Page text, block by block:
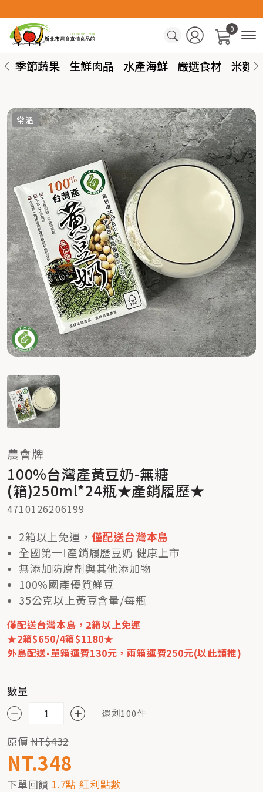
0
季節蔬果 生鮮肉品 水產海鮮 嚴選食材 米麵
常溫
農會牌
100%台灣產黃豆奶-無糖
(箱)250ml*24瓶★產銷履歷★
4710126206199
2箱以上免運， 僅配送台灣本島
全國第一!產銷履歷豆奶 健康上市
無添加防腐劑與其他添加物
100%國產優質鮮豆
35公克以上黃豆含量/每瓶
僅配送台灣本島，2箱以上免運
★2箱$650/4箱$1180★
外島配送-單箱運費130元，兩箱運費250元(以此類推)
數量
還剩100件
原價NT$432
NT.348
下單回饋 1.7點 紅利點數